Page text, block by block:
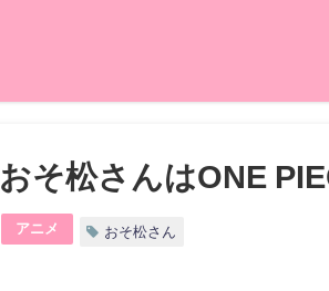
おそ松さんはONE
アニメ おそ松さん